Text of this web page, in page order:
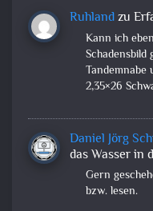
Ruhlandzu
Kann ich
Tandemnabe
2,35×26
Daniel Jörg
das Wasser in
Gern
bzw. lesen.